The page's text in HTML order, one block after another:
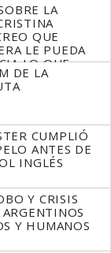
LA
QUE
LE PUEDA
LO QUE
DE LA
CUMPLIÓ
ANTES DE
INGLÉS
Y CRISIS
Y HUMANOS